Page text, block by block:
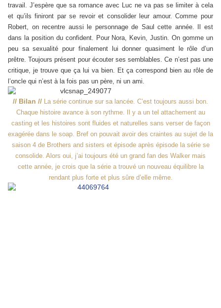
travail. J’espère que sa romance avec Luc ne va pas se limiter à cela
et qu’ils finiront par se revoir et consolider leur amour.Comme pour
Robert, on recentre aussi le personnage de Saul cette année. Il est
dans la position du confident. Pour Nora, Kevin, Justin. On gomme un
peu sa sexualité pour finalement lui donner quasiment le rôle d’un
prêtre. Toujours présent pour écouter ses semblables. Ce n’est pas une
critique, je trouve que ça lui va bien. Et ça correspond bien au rôle de
l’oncle qui n’est à la fois pas un père, ni un ami.
// Bilan // La série continue sur sa lancée. C’est toujours aussi bon.
Chaque histoire avance à son rythme. Il y a un tel attachement au
casting et les histoires sont fluides et naturelles sans verser de façon
exagérée dans le soap. Bref on pouvait avoir des craintes au sujet de la
saison 4 de Brothers and sisters et épisode après épisode la série se
consolide. Alors oui, j’ai toujours été un grand fan des Walker mais
cette année, je crois que la série a trouvé un nouveau équilibre la
rendant plus forte et plus sûre d’elle même.